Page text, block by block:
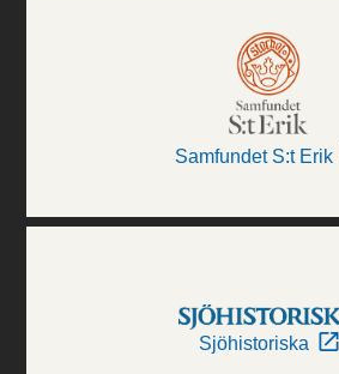
Samfundet S:t Erik
Sjöhistoriska